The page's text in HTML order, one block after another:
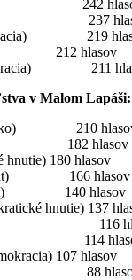
242
237
219
212 hlasov
211
v Malom Lapáši:
210
182 hlasov
hnutie) 180 hlasov
166 hlasov
140 hlasov
hnutie) 137
116
114
107 hlasov
88